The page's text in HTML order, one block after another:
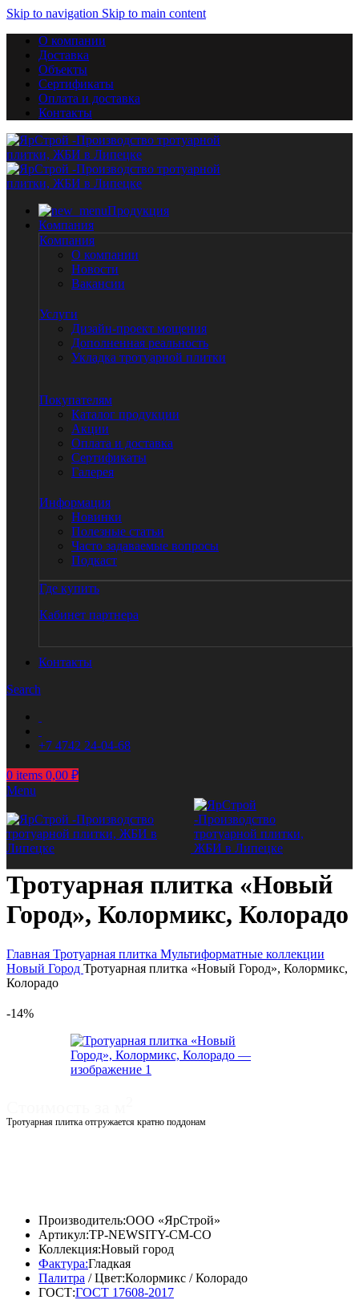
Skip to navigation Skip to main content
О компании
Доставка
Объекты
Сертификаты
Оплата и доставка
Контакты
Продукция
Компания
Компания
О компании
Новости
Вакансии
Услуги
Дизайн-проект мощения
Дополненная реальность
Укладка тротуарной плитки
Покупателям
Каталог продукции
Акции
Оплата и доставка
Сертификаты
Галерея
Информация
Новинки
Полезные статьи
Часто задаваемые вопросы
Подкаст
Где купить
Кабинет партнера
Контакты
Search
+7 4742 24-04-68
0 items 0,00 ₽
Menu
Тротуарная плитка «Новый
Город», Колормикс, Колорадо
Главная Тротуарная плитка Мультиформатные коллекции
Новый Город Тротуарная плитка «Новый Город», Колормикс,
Колорадо
-14%
Тротуарная плитка отгружается кратно поддонам
2020,00 ₽
–
1737,20 ₽
Производитель:ООО «ЯрСтрой»
Артикул:TP-NEWSITY-CM-CO
Коллекция:Новый город
Фактура:Гладкая
Палитра / Цвет:Колормикс / Колорадо
ГОСТ:ГОСТ 17608-2017